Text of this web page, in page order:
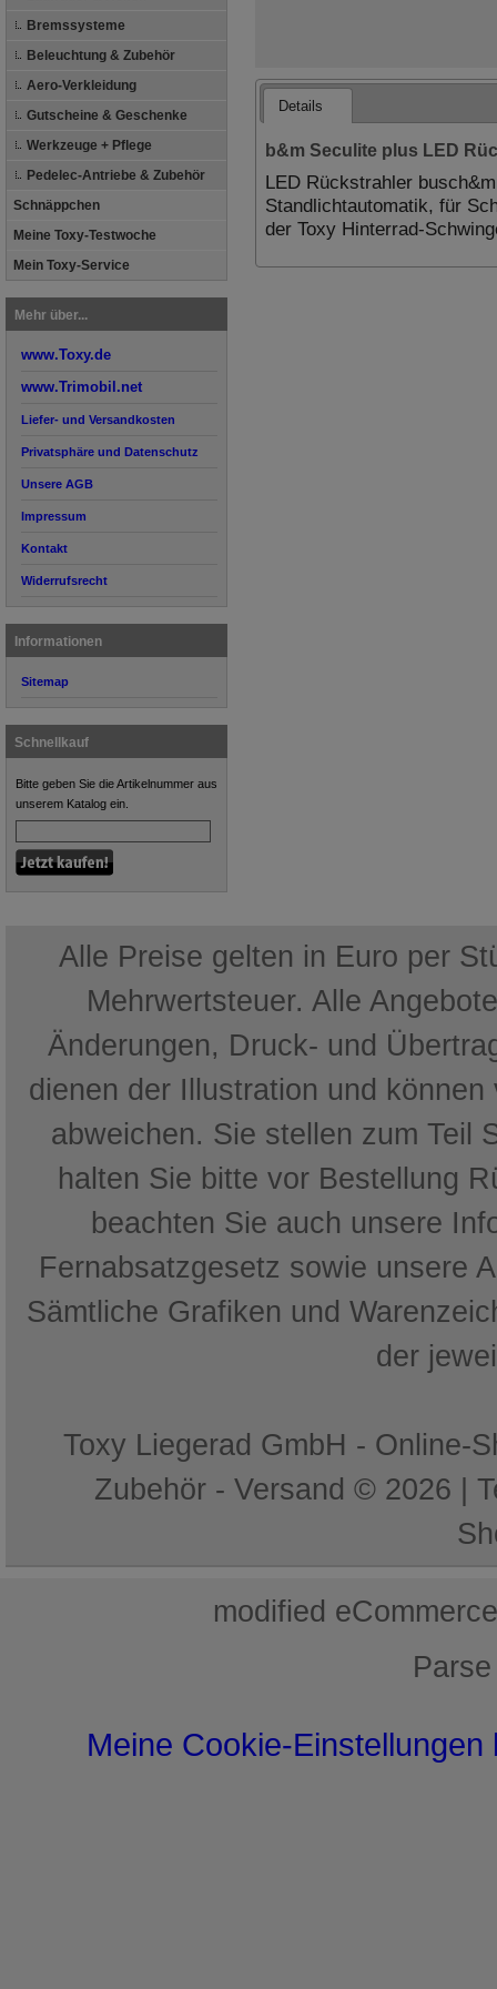
Bremssysteme
Beleuchtung & Zubehör
Aero-Verkleidung
Gutscheine & Geschenke
Werkzeuge + Pflege
Pedelec-Antriebe & Zubehör
Schnäppchen
Meine Toxy-Testwoche
Mein Toxy-Service
Mehr über...
www.Toxy.de
www.Trimobil.net
Liefer- und Versandkosten
Privatsphäre und Datenschutz
Unsere AGB
Impressum
Kontakt
Widerrufsrecht
Informationen
Sitemap
Schnellkauf
Bitte geben Sie die Artikelnummer aus
unserem Katalog ein.
Details
b&m Seculite plus LED
LED Rückstrahler
Standlichtautomatik, für
der Toxy Hinterrad-
Alle Preise gelten in Euro per
Mehrwertsteuer. Alle
Änderungen, Druck- und
dienen der Illustration und
abweichen. Sie stellen zum Teil
halten Sie bitte vor Bestellung
beachten Sie auch unsere
Fernabsatzgesetz sowie unsere
Sämtliche Grafiken und
der
Toxy Liegerad GmbH - Online-
Zubehör - Versand © 2026 |
mod ified
Meine Cookie-